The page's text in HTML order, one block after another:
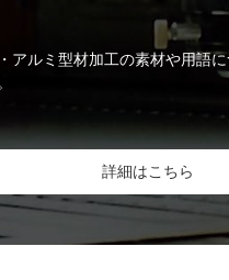
アルミ型材加工の素材や用語
詳細はこちら